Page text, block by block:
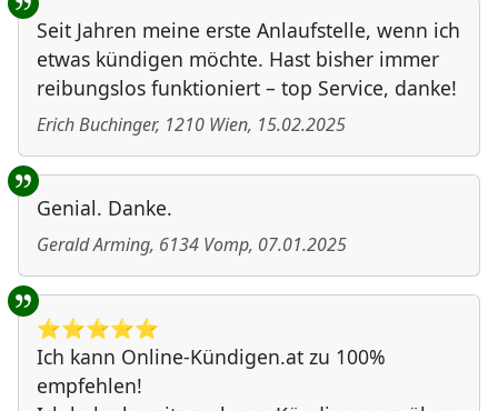
Seit Jahren meine erste Anlaufstelle, wenn ich
etwas kündigen möchte. Hast bisher immer
reibungslos funktioniert – top Service, danke!
Erich Buchinger, 1210 Wien, 15.02.2025
Genial. Danke.
Gerald Arming, 6134 Vomp, 07.01.2025
⭐️⭐️⭐️⭐️⭐️
Ich kann Online-Kündigen.at zu 100%
empfehlen!